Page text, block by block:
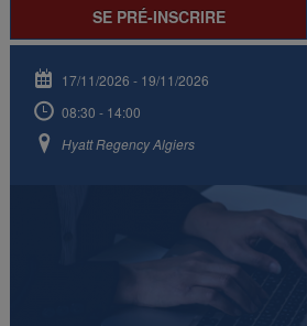
SE PRÉ-INSCRIRE
17/11/2026 - 19/11/2026
08:30 - 14:00
Hyatt Regency Algiers